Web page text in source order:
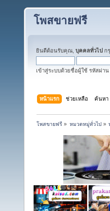
โพสขายฟรี
ยินดีต้อนรับคุณ, บุคคลทั่วไป ก
เข้าสู่ระบบด้วยชื่อผู้ใช้ รหัสผ่า
หน้าแรก ช่วยเหลือ ค้นหา
โพสขายฟรี » หมวดหมู่ทั่วไป»